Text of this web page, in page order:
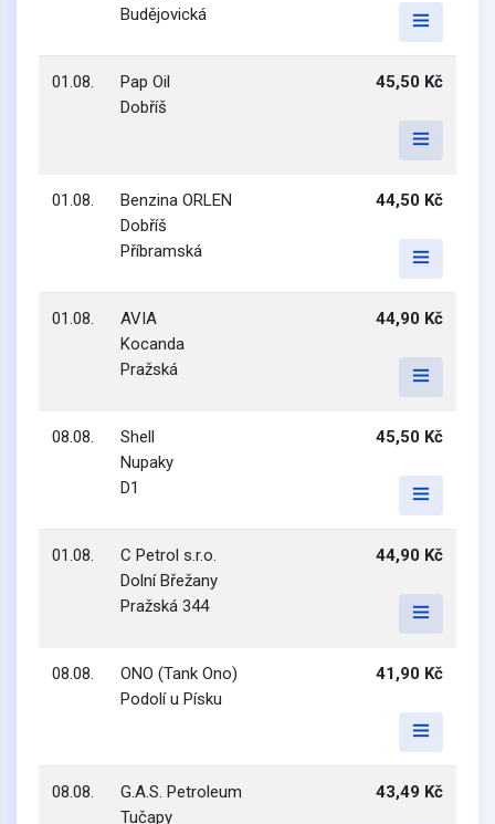
Budějovická
01.08.
Pap Oil
Dobříš
45,50 Kč
01.08.
Benzina ORLEN
Dobříš
Příbramská
44,50 Kč
01.08.
AVIA
Kocanda
Pražská
44,90 Kč
08.08.
Shell
Nupaky
D1
45,50 Kč
01.08.
C Petrol s.r.o.
Dolní Břežany
Pražská 344
44,90 Kč
08.08.
ONO (Tank Ono)
Podolí u Písku
41,90 Kč
08.08.
G.A.S. Petroleum
Tučapy
43,49 Kč